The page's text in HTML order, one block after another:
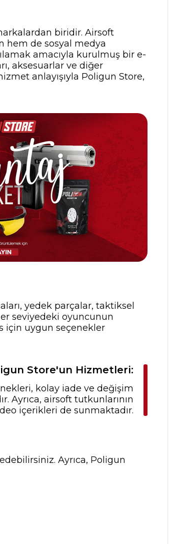
biridir. Airsoft
hem de sosyal medya
amacıyla kurulmuş bir e-
aksesuarlar ve diğer
anlayışıyla Poligun Store,
yedek parçalar, taktiksel
seviyedeki oyuncunun
için uygun seçenekler
Store'un Hizmetleri:
kolay iade ve değişim
Ayrıca, airsoft tutkunlarının
içerikleri de sunmaktadır.
Ayrıca, Poligun